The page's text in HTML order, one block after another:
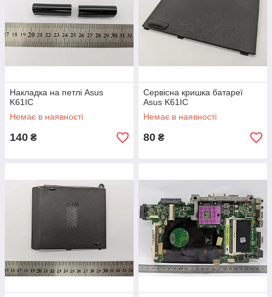
Накладка на петлі Asus
K61IC
Немає в наявності
140 ₴
Сервісна кришка батареї
Asus K61IC
Немає в наявності
80 ₴